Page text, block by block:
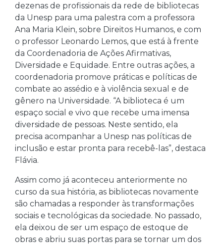
dezenas de profissionais da rede de bibliotecas
da Unesp para uma palestra com a professora
Ana Maria Klein, sobre Direitos Humanos, e com
o professor Leonardo Lemos, que está à frente
da Coordenadoria de Ações Afirmativas,
Diversidade e Equidade. Entre outras ações, a
coordenadoria promove práticas e políticas de
combate ao assédio e à violência sexual e de
gênero na Universidade. “A biblioteca é um
espaço social e vivo que recebe uma imensa
diversidade de pessoas. Neste sentido, ela
precisa acompanhar a Unesp nas políticas de
inclusão e estar pronta para recebê-las”, destaca
Flávia.
Assim como já aconteceu anteriormente no
curso da sua história, as bibliotecas novamente
são chamadas a responder às transformações
sociais e tecnológicas da sociedade. No passado,
ela deixou de ser um espaço de estoque de
obras e abriu suas portas para se tornar um dos